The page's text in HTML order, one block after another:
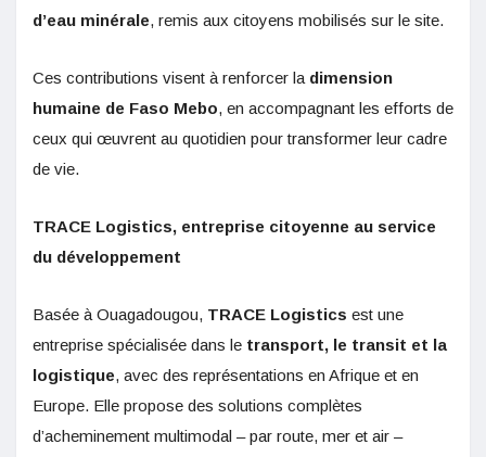
d’eau minérale, remis aux citoyens mobilisés sur le site.
Ces contributions visent à renforcer la dimension
humaine de Faso Mebo, en accompagnant les efforts de
ceux qui œuvrent au quotidien pour transformer leur cadre
de vie.
TRACE Logistics, entreprise citoyenne au service
du développement
Basée à Ouagadougou, TRACE Logistics est une
entreprise spécialisée dans le transport, le transit et la
logistique, avec des représentations en Afrique et en
Europe. Elle propose des solutions complètes
d’acheminement multimodal – par route, mer et air –